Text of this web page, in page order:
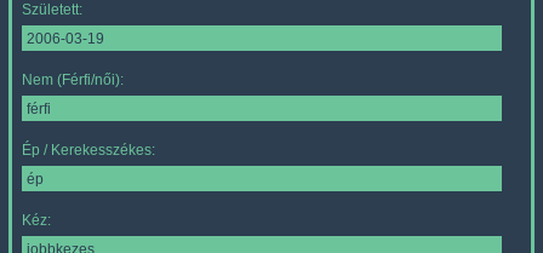
Született:
Nem (Férfi/női):
Ép / Kerekesszékes:
Kéz: